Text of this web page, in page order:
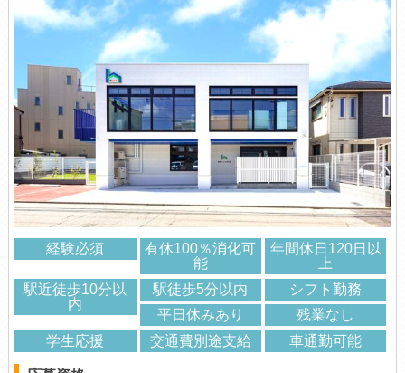
経験必須
有休100％消化可
能
年間休日120日以
上
駅近徒歩10分以
内
駅徒歩5分以内
シフト勤務
平日休みあり
残業なし
学生応援
交通費別途支給 車通勤可能